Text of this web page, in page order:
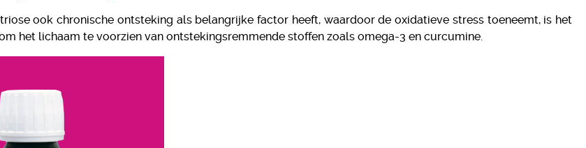
ook chronische ontsteking als belangrijke factor heeft, waardoor de oxidatieve stress toeneemt, is het
het lichaam te voorzien van ontstekingsremmende stoffen zoals omega-3 en curcumine.